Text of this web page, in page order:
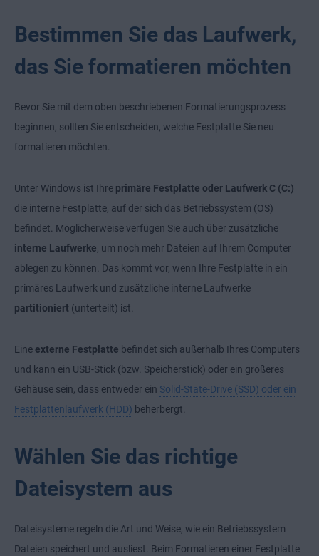
Bestimmen Sie das Laufwerk,
das Sie formatieren möchten
Bevor Sie mit dem oben beschriebenen Formatierungsprozess
beginnen, sollten Sie entscheiden, welche Festplatte Sie neu
formatieren möchten.
Unter Windows ist Ihre primäre Festplatte oder Laufwerk C (C:)
die interne Festplatte, auf der sich das Betriebssystem (OS)
befindet. Möglicherweise verfügen Sie auch über zusätzliche
interne Laufwerke , um noch mehr Dateien auf Ihrem Computer
ablegen zu können. Das kommt vor, wenn Ihre Festplatte in ein
primäres Laufwerk und zusätzliche interne Laufwerke
partitioniert (unterteilt) ist.
Eine externe Festplatte befindet sich außerhalb Ihres Computers
und kann ein USB-Stick (bzw. Speicherstick) oder ein größeres
Gehäuse sein, dass entweder ein Solid-State-Drive (SSD) oder ein
Festplattenlaufwerk (HDD) beherbergt.
Wählen Sie das richtige
Dateisystem aus
Dateisysteme regeln die Art und Weise, wie ein Betriebssystem
Dateien speichert und ausliest. Beim Formatieren einer Festplatte